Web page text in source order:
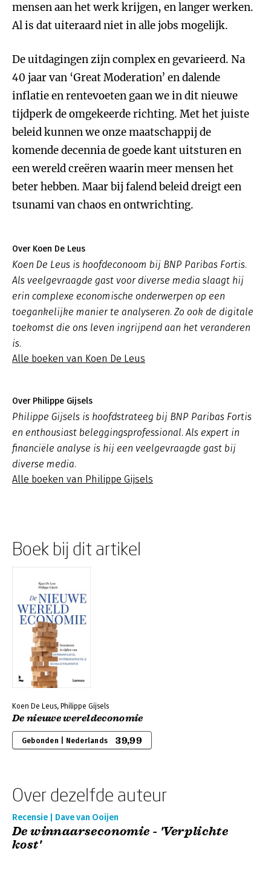
mensen aan het werk krijgen, en langer werken.
Al is dat uiteraard niet in alle jobs mogelijk.
De uitdagingen zijn complex en gevarieerd. Na
40 jaar van ‘Great Moderation’ en dalende
inflatie en rentevoeten gaan we in dit nieuwe
tijdperk de omgekeerde richting. Met het juiste
beleid kunnen we onze maatschappij de
komende decennia de goede kant uitsturen en
een wereld creëren waarin meer mensen het
beter hebben. Maar bij falend beleid dreigt een
tsunami van chaos en ontwrichting.
Over Koen De Leus
Koen De Leus is hoofdeconoom bij BNP Paribas Fortis.
Als veelgevraagde gast voor diverse media slaagt hij
erin complexe economische onderwerpen op een
toegankelijke manier te analyseren. Zo ook de digitale
toekomst die ons leven ingrijpend aan het veranderen
is.
Alle boeken van Koen De Leus
Over Philippe Gijsels
Philippe Gijsels is hoofdstrateeg bij BNP Paribas Fortis
en enthousiast beleggingsprofessional. Als expert in
financiële analyse is hij een veelgevraagde gast bij
diverse media.
Alle boeken van Philippe Gijsels
Boek bij dit artikel
Koen De Leus, Philippe Gijsels
De nieuwe wereldeconomie
Gebonden | Nederlands 39,99
Over dezelfde auteur
Recensie | Dave van Ooijen
De winnaarseconomie - 'Verplichte
kost'